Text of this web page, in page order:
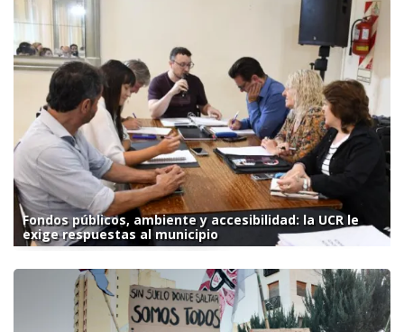
Fondos públicos, ambiente y accesibilidad: la UCR le
exige respuestas al municipio